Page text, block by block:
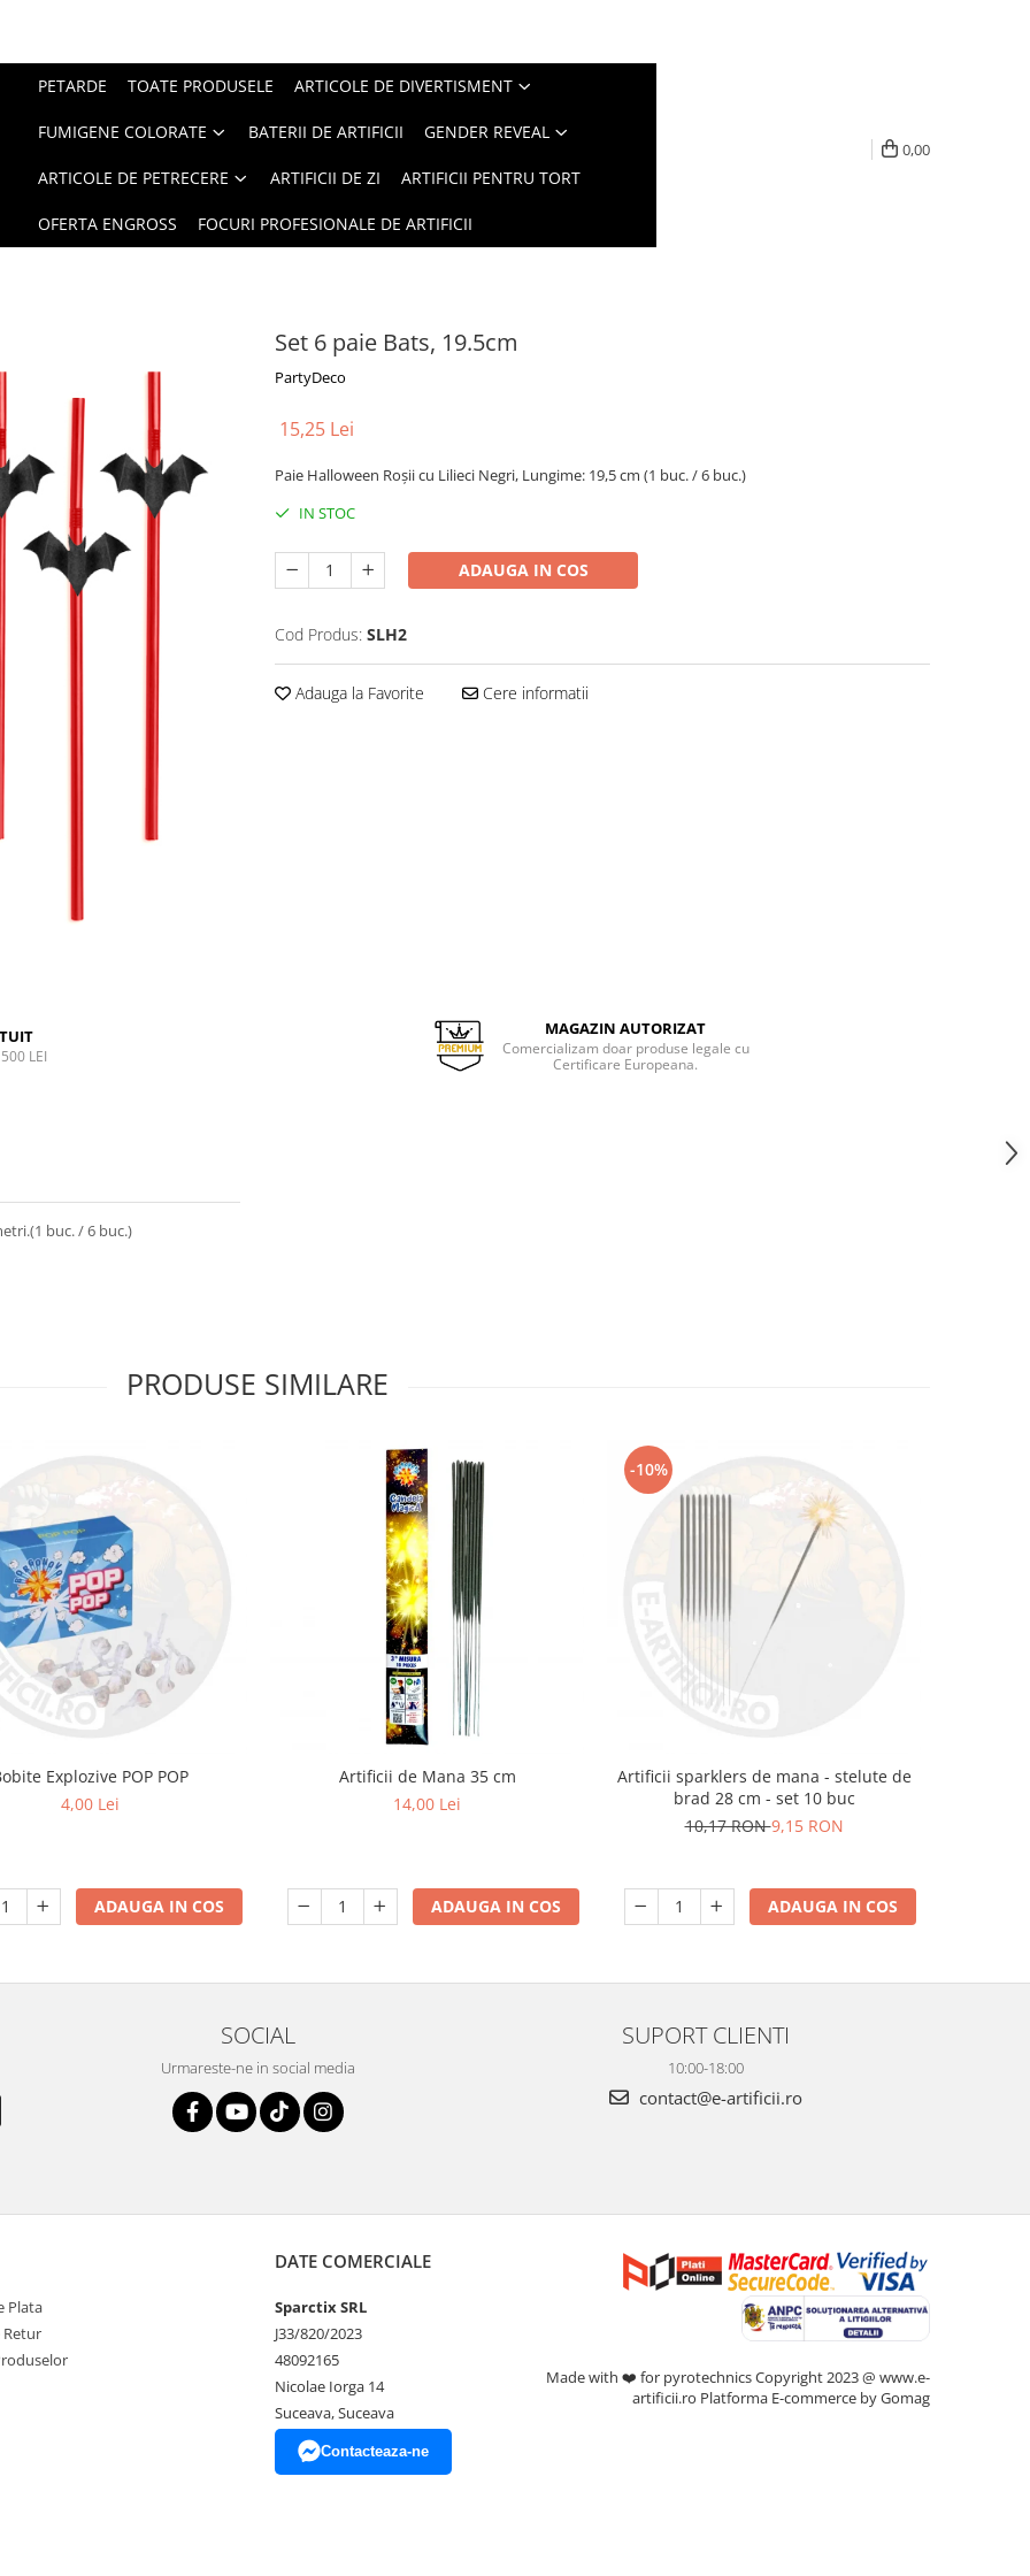
PETARDE TOATE PRODUSELE ARTICOLE DE DIVERTISMENT
FUMIGENE COLORATE BATERII DE ARTIFICII GENDER REVEAL
ARTICOLE DE PETRECERE ARTIFICII DE ZI ARTIFICII PENTRU TORT
OFERTA ENGROSS FOCURI PROFESIONALE DE ARTIFICII
0,00
Set 6 paie Bats, 19.5cm
PartyDeco
15,25 Lei
Paie Halloween Roșii cu Lilieci Negri, Lungime: 19,5 cm (1 buc. / 6 buc.)
IN STOC
ADAUGA IN COS
Cod Produs: SLH2
Adauga la Favorite Cere informatii
LEI
MAGAZIN AUTORIZAT
Comercializam doar produse legale cu
Certificare Europeana.
buc. / 6 buc.)
PRODUSE SIMILARE
Explozive POP POP
4,00 Lei
ADAUGA IN COS
Artificii de Mana 35 cm
14,00 Lei
ADAUGA IN COS
-10%
Artificii sparklers de mana - stelute de
brad 28 cm - set 10 buc
10,17 RON9,15 RON
ADAUGA IN COS
SOCIAL
Urmareste-ne in social media
SUPORT CLIENTI
10:00-18:00
contact@e-artificii.ro
Plata
Retur
DATE COMERCIALE
Sparctix SRL
J33/820/2023
48092165
Nicolae Iorga 14
Suceava, Suceava
Contacteaza-ne
Made with ❤️ for pyrotechnics Copyright 2023 @ www.e-
artificii.ro Platforma E-commerce by Gomag